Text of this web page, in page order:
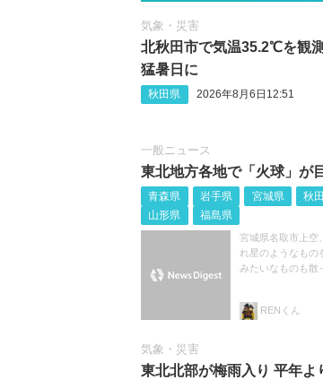
気象・災害
北秋田市で気温35.2℃を観
猛暑日に
秋田県 2026年8月6日12:51
一般ニュース
東北地方各地で「火球」が
青森県 岩手県 宮城県
秋
山形県
福島県
宮城県名取市上空
れ星のようなもの
みたいなものも散
RENくん
気象・災害
東北北部が梅雨入り 平年よ